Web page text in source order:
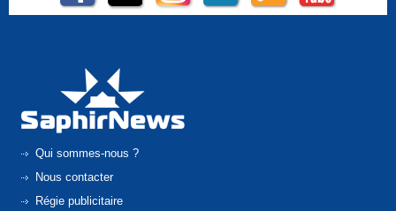
Qui sommes-nous ?
Nous contacter
Régie publicitaire